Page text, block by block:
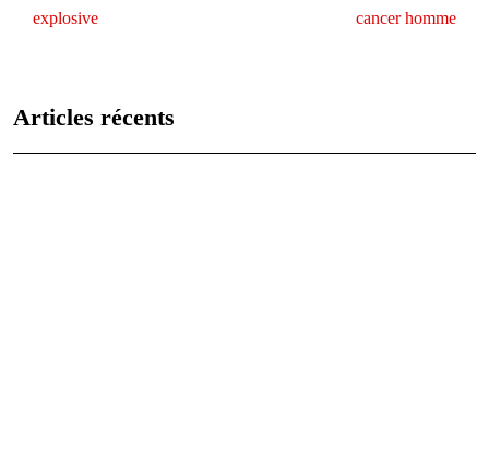
explosive
cancer homme
Articles récents